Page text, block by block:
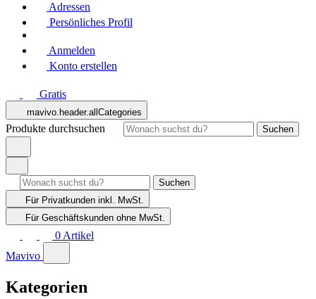
Adressen
Persönliches Profil
Anmelden
Konto erstellen
Gratis
mavivo.header.allCategories
Produkte durchsuchen Suchen
Suchen
Für Privatkunden inkl. MwSt.
Für Geschäftskunden ohne MwSt.
0 Artikel
Mavivo
Kategorien